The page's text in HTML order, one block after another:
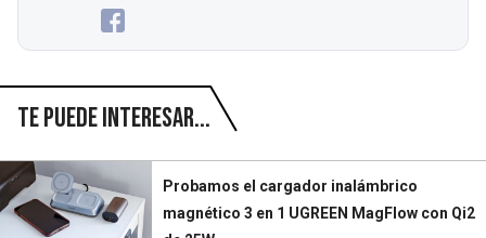
Te puede interesar...
Probamos el cargador inalámbrico
magnético 3 en 1 UGREEN MagFlow con Qi2